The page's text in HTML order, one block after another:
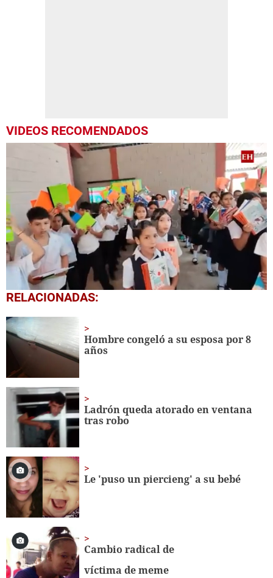
VIDEOS RECOMENDADOS
0
seconds
1
minute,
56
RELACIONADAS:
Hombre congeló a su esposa por 8
años
Ladrón queda atorado en ventana
tras robo
Le 'puso un piercieng' a su bebé
Cambio radical de
víctima de meme